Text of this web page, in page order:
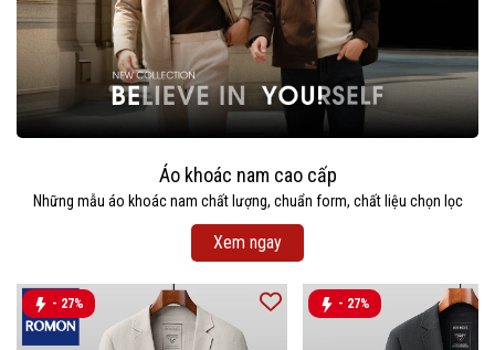
Áo khoác nam cao cấp
Những mẫu áo khoác nam chất lượng, chuẩn form, chất liệu chọn lọc
Xem ngay
- 27% - 27%